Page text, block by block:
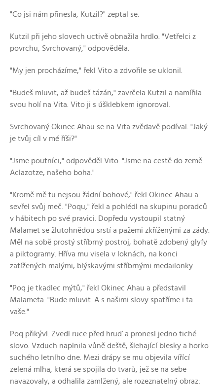
"Co jsi nám přinesla, Kutzil?" zeptal se.
Kutzil při jeho slovech uctivě obnažila hrdlo. "Vetřelci z
povrchu, Svrchovaný," odpověděla.
"My jen procházíme," řekl Vito a zdvořile se uklonil.
"Budeš mluvit, až budeš tázán," zavrčela Kutzil a namířila
svou holí na Vita. Vito ji s úšklebkem ignoroval.
Svrchovaný Okinec Ahau se na Vita zvědavě podíval. "Jaký
je tvůj cíl v mé říši?"
"Jsme poutníci," odpověděl Vito. "Jsme na cestě do země
Aclazotze, našeho boha."
"Kromě mě tu nejsou žádní bohové," řekl Okinec Ahau a
sevřel svůj meč. "Poqu," řekl a pohlédl na skupinu poradců
v hábitech po své pravici. Dopředu vystoupil statný
Malamet se žlutohnědou srstí a pažemi zkříženými za zády.
Měl na sobě prostý stříbrný postroj, bohatě zdobený glyfy
a piktogramy. Hříva mu visela v loknách, na konci
zatížených malými, blýskavými stříbrnými medailonky.
"Poq je tkadlec mýtů," řekl Okinec Ahau a představil
Malameta. "Bude mluvit. A s našimi slovy spatříme i ta
vaše."
Poq přikývl. Zvedl ruce před hruď a pronesl jedno tiché
slovo. Vzduch naplnila vůně deště, šlehající blesky a horko
suchého letního dne. Mezi drápy se mu objevila vířící
zelená mlha, která se spojila do tvarů, jež se na sebe
navazovaly, a odhalila zamlžený, ale rozeznatelný obraz: